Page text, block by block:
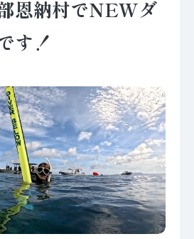
恩納村でNEWダ
す！